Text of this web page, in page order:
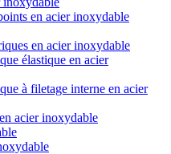
en acier inoxydable
en acier inoxydable
élastique en acier
à filetage interne en acier
acier inoxydable